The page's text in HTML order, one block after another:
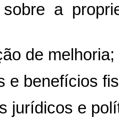
a
de melhoria;
e benefícios
jurídicos e